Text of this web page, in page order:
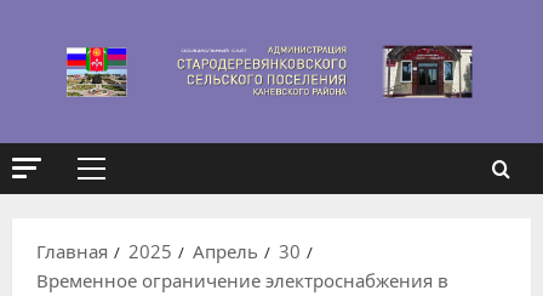
содержимому
Основное
Главная
2025 Апрель
30
Временное ограничение электроснабжения в